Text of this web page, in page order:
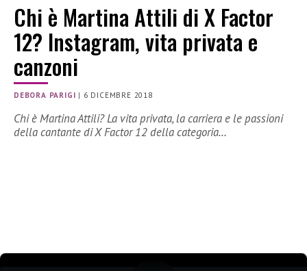
Chi è Martina Attili di X Factor
12? Instagram, vita privata e
canzoni
DEBORA PARIGI | 6 DICEMBRE 2018
Chi è Martina Attili? La vita privata, la carriera e le passioni
della cantante di X Factor 12 della categoria…